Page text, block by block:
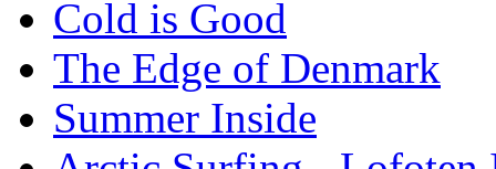
Cold is Good
The Edge of Denmark
Summer Inside